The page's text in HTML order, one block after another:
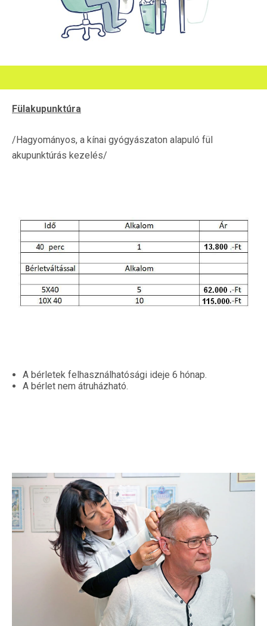
Fülakupunktúra
/Hagyományos, a kínai gyógyászaton alapuló fül
akupunktúrás kezelés/
A bérletek felhasználhatósági ideje 6 hónap.
A bérlet nem átruházható.